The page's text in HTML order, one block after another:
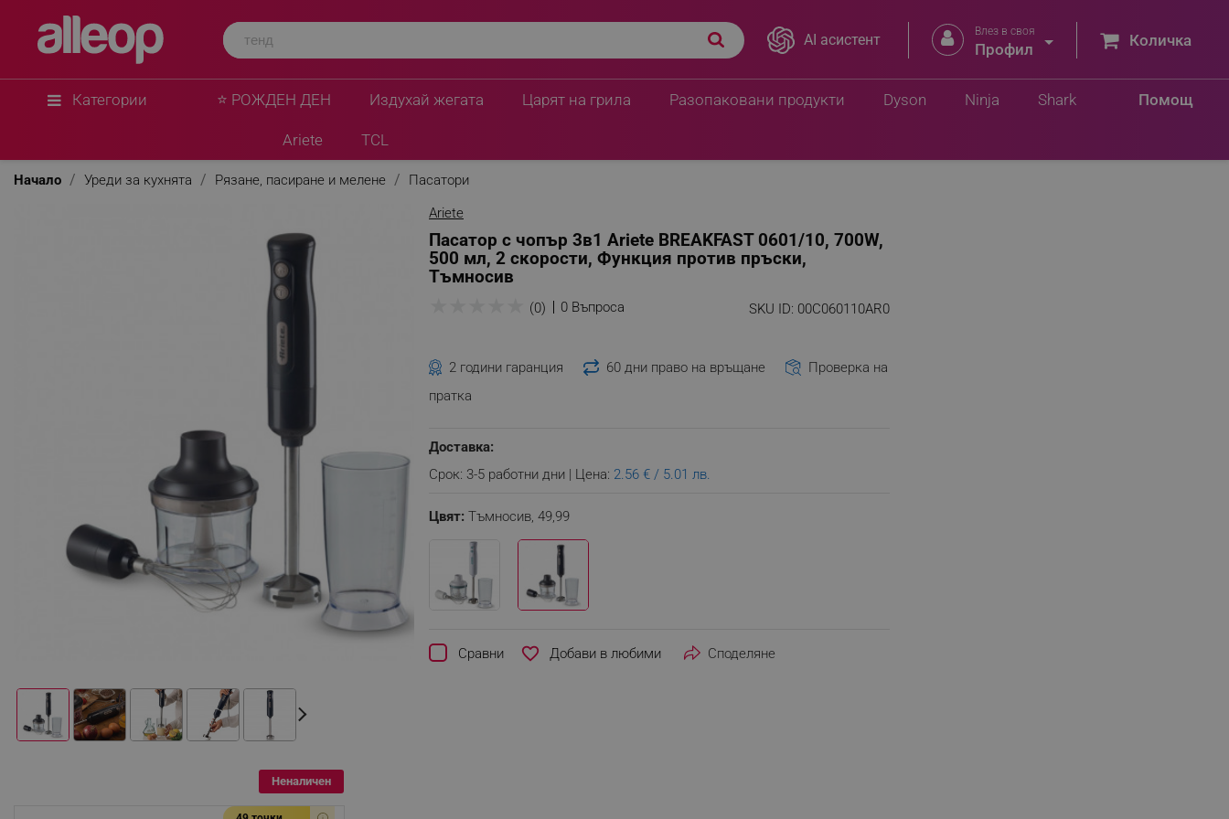
AI асистент  Влез в своя
Профил  Количка
Категории ⭐ РОЖДЕН ДЕН Издухай жегата Царят на грила Разопаковани продукти Помощ
Dyson Ninja Shark
Ariete TCL
Начало Уреди за кухнята Рязане, пасиране и мелене
Пасатори
Ariete
Пасатор с чопър 3в1 Ariete BREAKFAST 0601/10, 700W,
500 мл, 2 скорости, Функция против пръски,
Тъмносив
SKU ID: 00C060110AR0
(0) 0 Въпроса
2 години гаранция 60 дни право на връщане
Проверка на
пратка
Доставка:
Срок: 3-5 работни дни | Цена: 2.56 € / 5.01 лв.
Цвят: Тъмносив, 49,99
Сравни favorite_border Споделяне
Неналичен